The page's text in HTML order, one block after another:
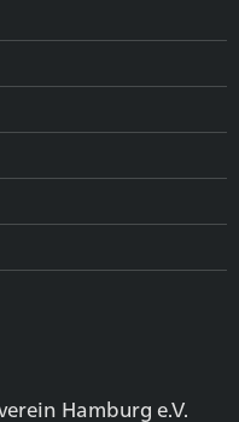
Hamburg e.V.